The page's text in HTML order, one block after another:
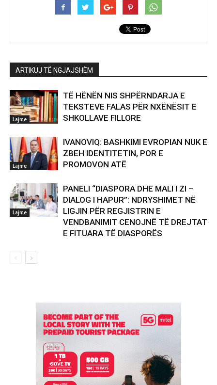
ARTIKUJ TË NGJAJSHËM
Lajme
TË HËNËN NIS SHPËRNDARJA E
TEKSTEVE FALAS PËR NXËNËSIT E
SHKOLLAVE FILLORE
Lajme
IVANOVIQ: BASHKIMI EVROPIAN NUK E
ZBEH IDENTITETIN, POR E
PROMOVON ATË
Lajme
PANELI “DIASPORA DHE MALI I ZI –
DIALOG I HAPUR”: NDRYSHIMET NË
LIGJIN PËR REGJISTRIN E
VENDBANIMIT CENOJNË TË DREJTAT
E FITUARA TË DIASPORËS